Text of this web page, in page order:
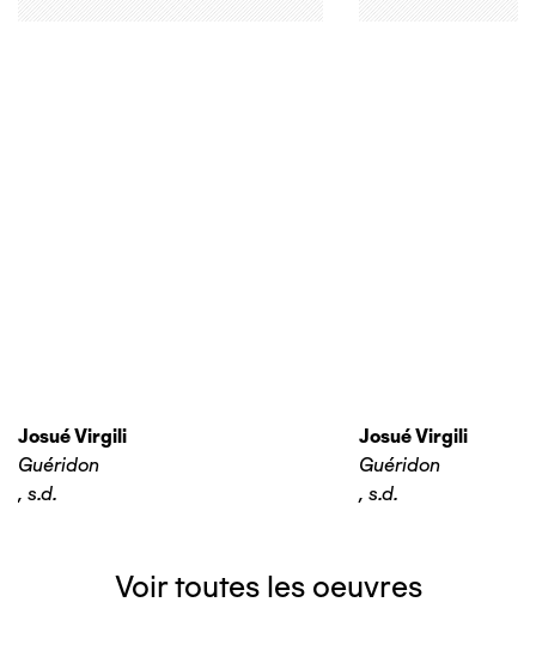
Josué Virgili
Guéridon
, s.d.
Josué Virgili
Guéridon
, s.d.
Voir toutes les oeuvres